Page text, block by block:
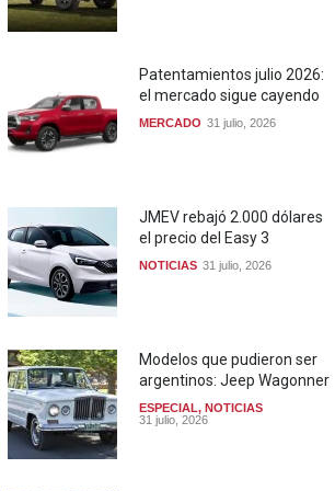
Patentamientos julio 2026:
el mercado sigue cayendo
MERCADO 31 julio, 2026
JMEV rebajó 2.000 dólares
el precio del Easy 3
NOTICIAS 31 julio, 2026
Modelos que pudieron ser
argentinos: Jeep Wagonner
ESPECIAL, NOTICIAS
31 julio, 2026